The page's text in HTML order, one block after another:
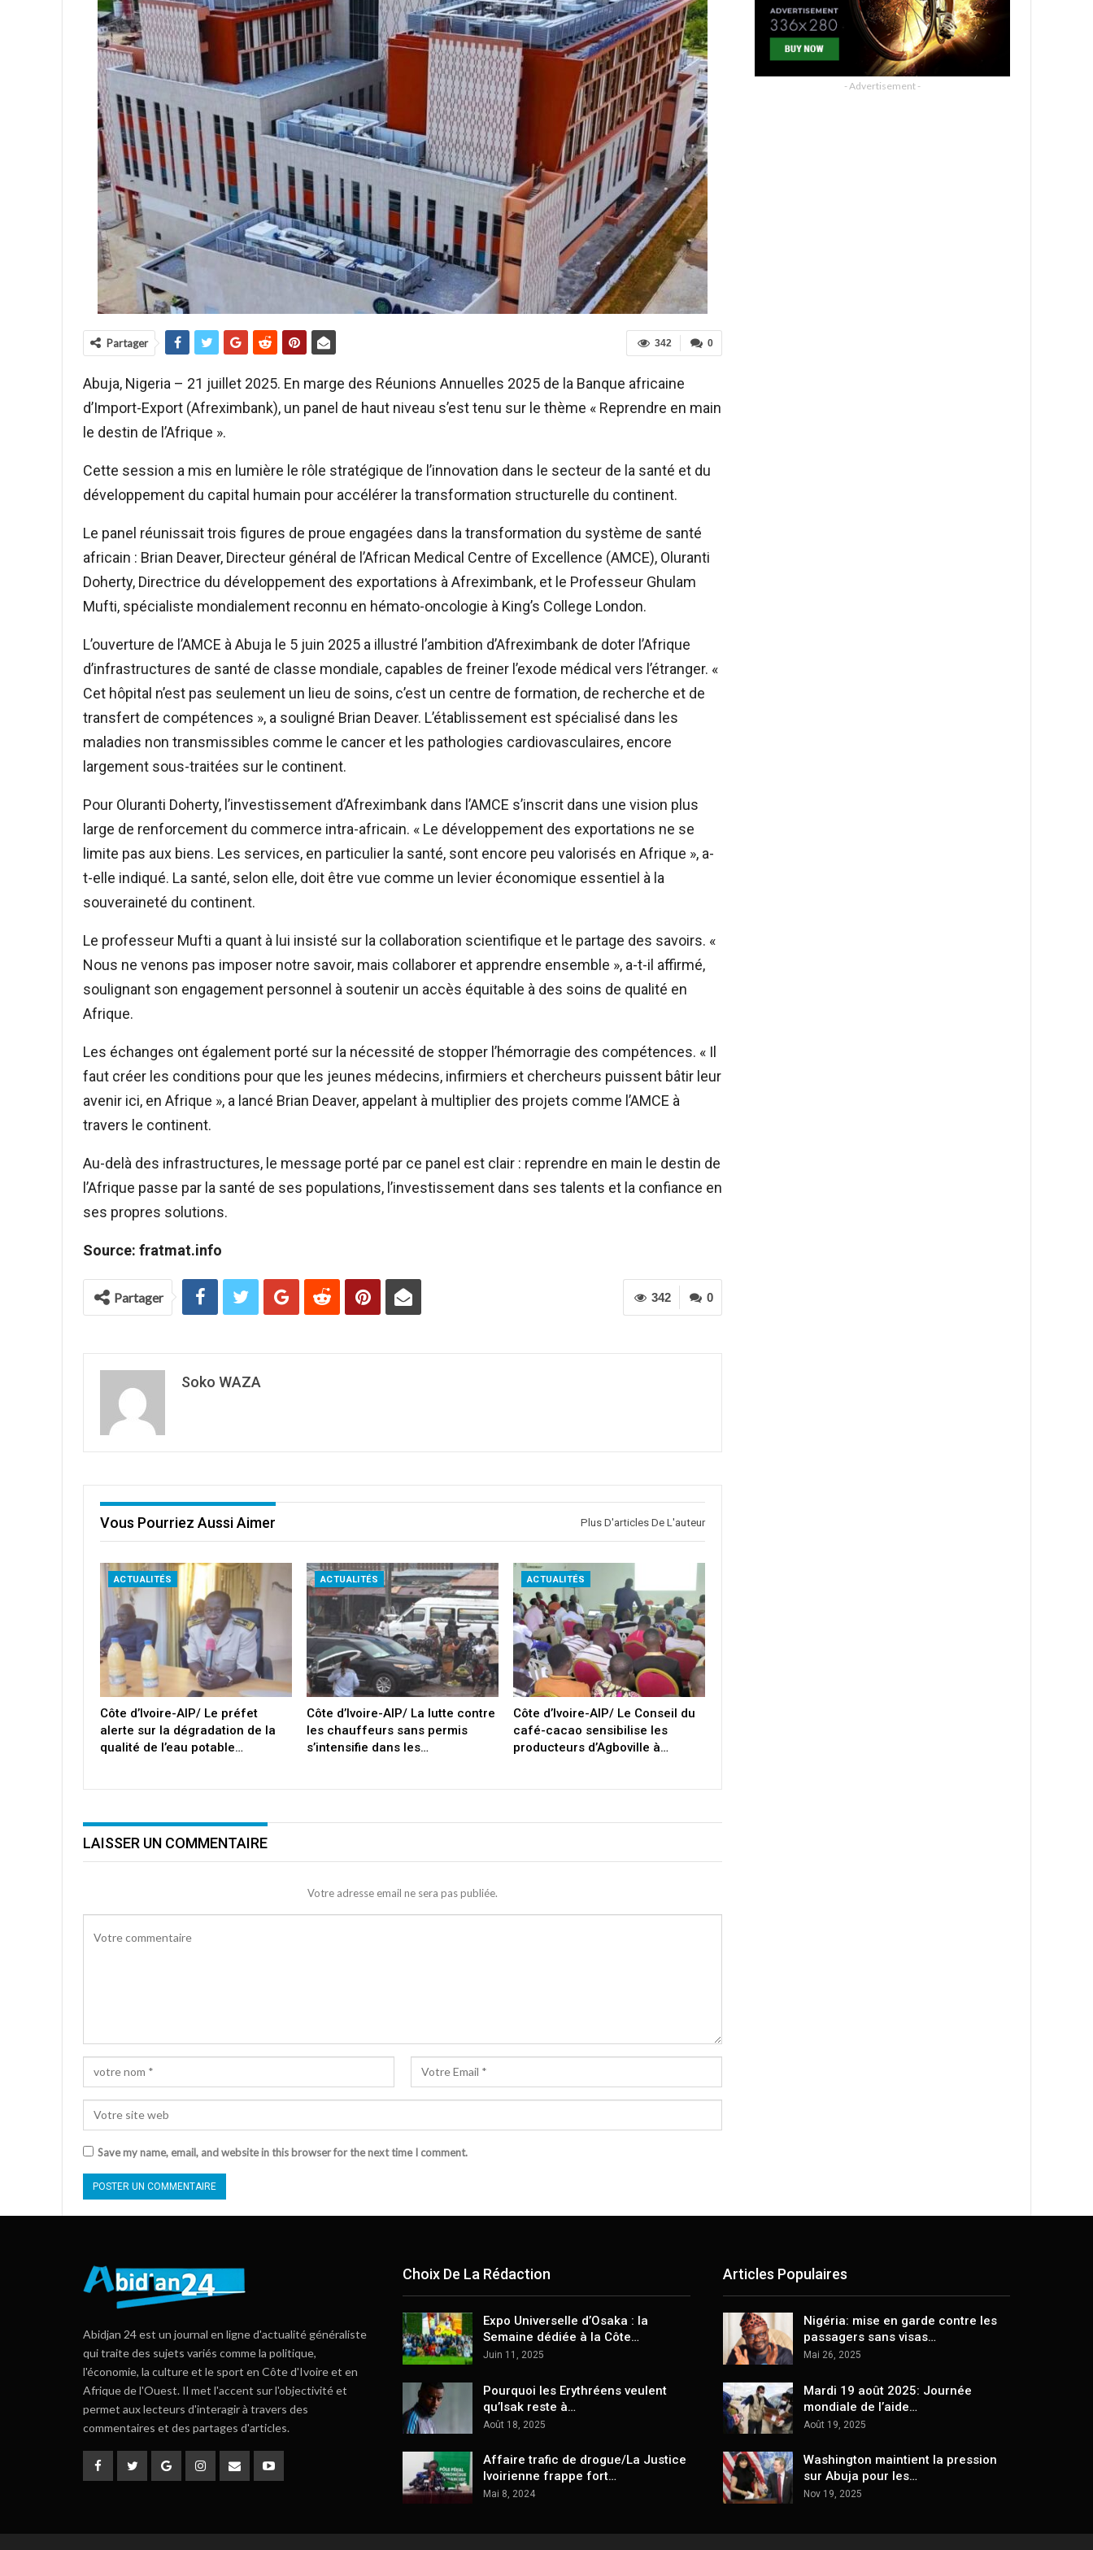
0
342
Partager
Abuja, Nigeria – 21 juillet 2025. En marge des Réunions Annuelles 2025 de la Banque africaine
d’Import-Export (Afreximbank), un panel de haut niveau s’est tenu sur le thème « Reprendre en main
le destin de l’Afrique ».
Cette session a mis en lumière le rôle stratégique de l’innovation dans le secteur de la santé et du
développement du capital humain pour accélérer la transformation structurelle du continent.
Le panel réunissait trois figures de proue engagées dans la transformation du système de santé
africain : Brian Deaver, Directeur général de l’African Medical Centre of Excellence (AMCE), Oluranti
Doherty, Directrice du développement des exportations à Afreximbank, et le Professeur Ghulam
Mufti, spécialiste mondialement reconnu en hémato-oncologie à King’s College London.
L’ouverture de l’AMCE à Abuja le 5 juin 2025 a illustré l’ambition d’Afreximbank de doter l’Afrique
d’infrastructures de santé de classe mondiale, capables de freiner l’exode médical vers l’étranger. «
Cet hôpital n’est pas seulement un lieu de soins, c’est un centre de formation, de recherche et de
transfert de compétences », a souligné Brian Deaver. L’établissement est spécialisé dans les
maladies non transmissibles comme le cancer et les pathologies cardiovasculaires, encore
largement sous-traitées sur le continent.
Pour Oluranti Doherty, l’investissement d’Afreximbank dans l’AMCE s’inscrit dans une vision plus
large de renforcement du commerce intra-africain. « Le développement des exportations ne se
limite pas aux biens. Les services, en particulier la santé, sont encore peu valorisés en Afrique », a-
t-elle indiqué. La santé, selon elle, doit être vue comme un levier économique essentiel à la
souveraineté du continent.
Le professeur Mufti a quant à lui insisté sur la collaboration scientifique et le partage des savoirs. «
Nous ne venons pas imposer notre savoir, mais collaborer et apprendre ensemble », a-t-il affirmé,
soulignant son engagement personnel à soutenir un accès équitable à des soins de qualité en
Afrique.
Les échanges ont également porté sur la nécessité de stopper l’hémorragie des compétences. « Il
faut créer les conditions pour que les jeunes médecins, infirmiers et chercheurs puissent bâtir leur
avenir ici, en Afrique », a lancé Brian Deaver, appelant à multiplier des projets comme l’AMCE à
travers le continent.
Au-delà des infrastructures, le message porté par ce panel est clair : reprendre en main le destin de
l’Afrique passe par la santé de ses populations, l’investissement dans ses talents et la confiance en
ses propres solutions.
Source: fratmat.info
0
342
Partager
Soko WAZA
Vous Pourriez Aussi Aimer Plus D'articles De L'auteur
ACTUALITÉS
Côte d’Ivoire-AIP/ Le préfet
alerte sur la dégradation de la
qualité de l’eau potable…
ACTUALITÉS
Côte d’Ivoire-AIP/ La lutte contre
les chauffeurs sans permis
s’intensifie dans les…
ACTUALITÉS
Côte d’Ivoire-AIP/ Le Conseil du
café-cacao sensibilise les
producteurs d’Agboville à…
LAISSER UN COMMENTAIRE
Votre adresse email ne sera pas publiée.
Save my name, email, and website in this browser for the next time I comment.
- Advertisement -
Abidjan 24 est un journal en ligne d'actualité généraliste
qui traite des sujets variés comme la politique,
l'économie, la culture et le sport en Côte d'Ivoire et en
Afrique de l'Ouest. Il met l'accent sur l'objectivité et
permet aux lecteurs d'interagir à travers des
commentaires et des partages d'articles.
Choix De La Rédaction
Expo Universelle d’Osaka : la
Semaine dédiée à la Côte…
Juin 11, 2025
Pourquoi les Erythréens veulent
qu’Isak reste à…
Août 18, 2025
Affaire trafic de drogue/La Justice
Ivoirienne frappe fort…
Mai 8, 2024
Articles Populaires
Nigéria: mise en garde contre les
passagers sans visas…
Mai 26, 2025
Mardi 19 août 2025: Journée
mondiale de l’aide…
Août 19, 2025
Washington maintient la pression
sur Abuja pour les…
Nov 19, 2025